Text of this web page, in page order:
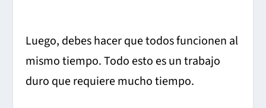
Luego, debes hacer que todos funcionen al
mismo tiempo. Todo esto es un trabajo
duro que requiere mucho tiempo.